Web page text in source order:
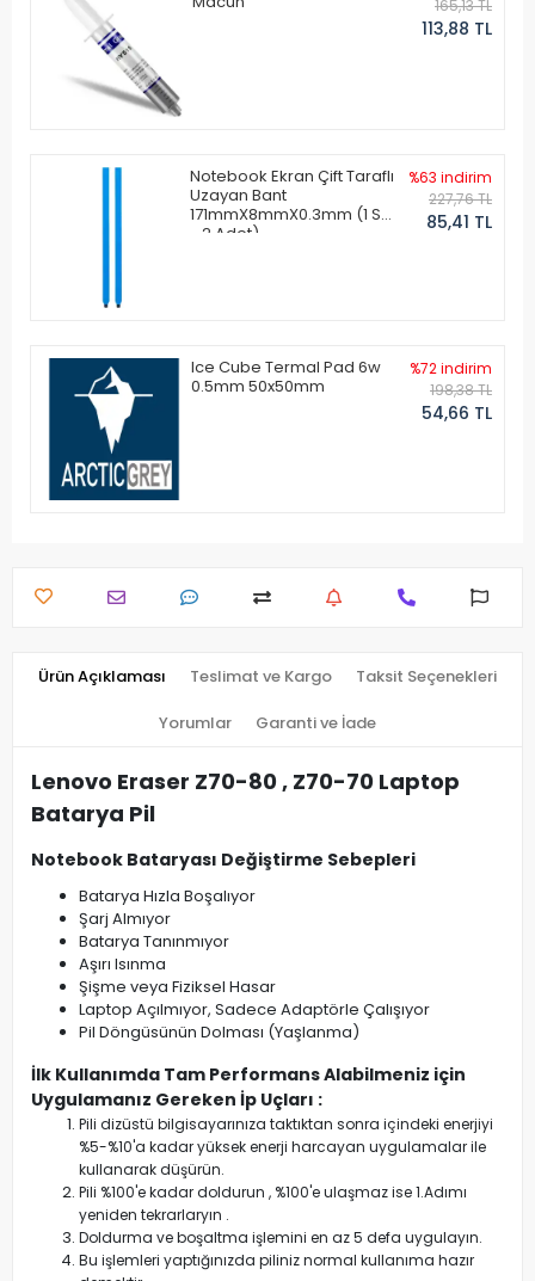
165,13 TL
113,88 TL
Notebook Ekran Çift Taraflı
Uzayan Bant
171mmX8mmX0.3mm (1 Set
- 2 Adet)
%63 indirim
227,76 TL
85,41 TL
Ice Cube Termal Pad 6w
0.5mm 50x50mm
%72 indirim
198,38 TL
54,66 TL
Ürün Açıklaması Teslimat ve Kargo Taksit Seçenekleri
Yorumlar Garanti ve İade
Lenovo Eraser Z70-80 , Z70-70 Laptop
Batarya Pil
Notebook Bataryası Değiştirme Sebepleri
Batarya Hızla Boşalıyor
Şarj Almıyor
Batarya Tanınmıyor
Aşırı Isınma
Şişme veya Fiziksel Hasar
Laptop Açılmıyor, Sadece Adaptörle Çalışıyor
Pil Döngüsünün Dolması (Yaşlanma)
İlk Kullanımda Tam Performans Alabilmeniz için
Uygulamanız Gereken İp Uçları :
Pili dizüstü bilgisayarınıza taktıktan sonra içindeki enerjiyi
%5-%10'a kadar yüksek enerji harcayan uygulamalar ile
kullanarak düşürün.
Pili %100'e kadar doldurun , %100'e ulaşmaz ise 1.Adımı
yeniden tekrarlaryın .
Doldurma ve boşaltma işlemini en az 5 defa uygulayın.
Bu işlemleri yaptığınızda piliniz normal kullanıma hazır